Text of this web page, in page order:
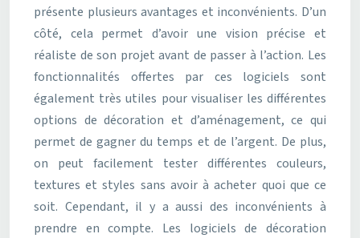
présente plusieurs avantages et inconvénients. D’un
côté, cela permet d’avoir une vision précise et
réaliste de son projet avant de passer à l’action. Les
fonctionnalités offertes par ces logiciels sont
également très utiles pour visualiser les différentes
options de décoration et d’aménagement, ce qui
permet de gagner du temps et de l’argent. De plus,
on peut facilement tester différentes couleurs,
textures et styles sans avoir à acheter quoi que ce
soit. Cependant, il y a aussi des inconvénients à
prendre en compte. Les logiciels de décoration